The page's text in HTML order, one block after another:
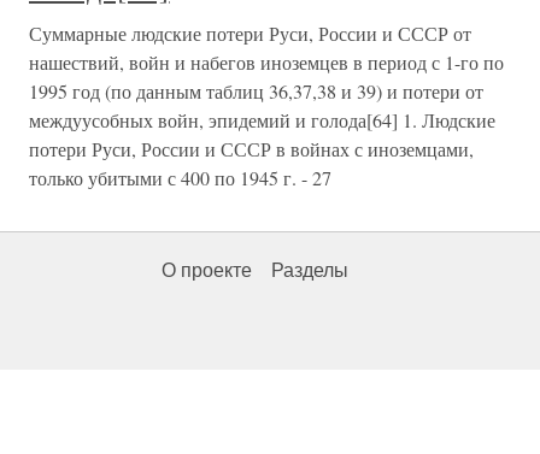
Суммарные людские потери Руси, России и СССР от
нашествий, войн и набегов иноземцев в период с 1-го по
1995 год (по данным таблиц 36,37,38 и 39) и потери от
междуусобных войн, эпидемий и голода[64] 1. Людские
потери Руси, России и СССР в войнах с иноземцами,
только убитыми с 400 по 1945 г. - 27
О проекте Разделы